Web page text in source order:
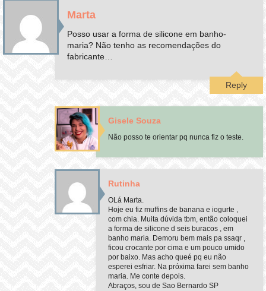
Marta
Posso usar a forma de silicone em banho-
maria? Não tenho as recomendações do
fabricante…
Reply
Gisele Souza
Não posso te orientar pq nunca fiz o teste.
Rutinha
OLá Marta.
Hoje eu fiz muffins de banana e iogurte ,
com chia. Muita dúvida tbm, então coloquei
a forma de silicone d seis buracos , em
banho maria. Demoru bem mais pa ssaqr ,
ficou crocante por cima e um pouco umido
por baixo. Mas acho queé pq eu não
esperei esfriar. Na próxima farei sem banho
maria. Me conte depois.
Abraços, sou de Sao Bernardo SP